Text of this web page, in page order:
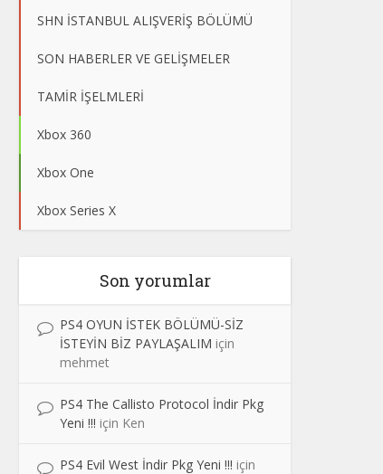
SHN İSTANBUL ALIŞVERİŞ BÖLÜMÜ
SON HABERLER VE GELİŞMELER
TAMİR İŞELMLERİ
Xbox 360
Xbox One
Xbox Series X
Son yorumlar
PS4 OYUN İSTEK BÖLÜMÜ-SİZ
İSTEYİN BİZ PAYLAŞALIM için
mehmet
PS4 The Callisto Protocol İndir Pkg
Yeni !!! için Ken
PS4 Evil West İndir Pkg Yeni !!! için